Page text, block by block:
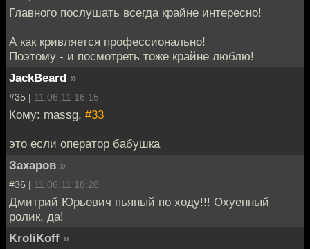
Главного послушать всегда крайне интересно!
А как кривляется профессионально!
Поэтому - и посмотреть тоже крайне люблю!
JackBeard »
#35 | 11.06.11 16:15
Кому: massg, #33
это если оператор бабушка
Захаров »
#36 | 11.06.11 18:28
Дмитрий Юрьевич пьяный по ходу!!! Охуенный
ролик, да!
KroliKoff »